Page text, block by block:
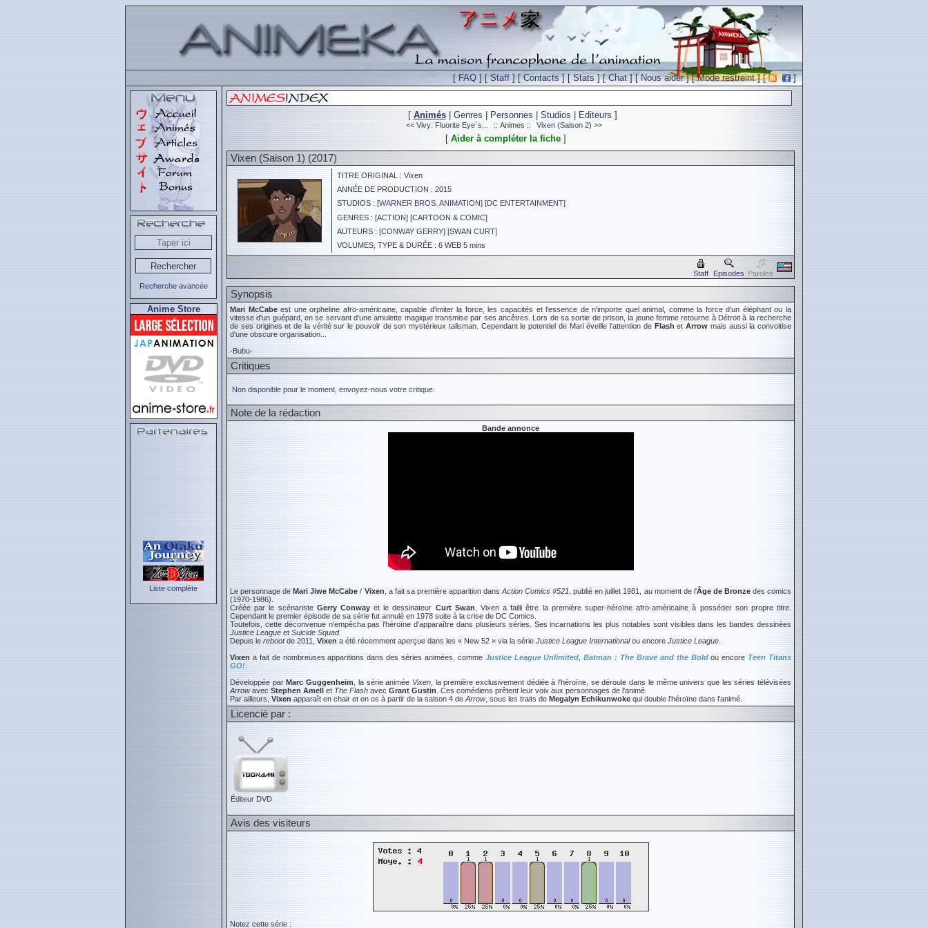
[FAQ ] [Staff ] [Contacts] [Stats] [Chat] [Nous aider] [Mode restreint] [ ]
Recherche avancée
Anime Store
Liste complète
[ Animés| Genres Personnes Studios Editeurs ]
<< Vivy: Fluorite Eye`s... :: Animes :: Vixen (Saison 2) >>
[ Aider à compléter la fiche]
Vixen (Saison 1) (2017)
TITRE ORIGINAL : Vixen
ANNÉE DE PRODUCTION : 2015
STUDIOS : [WARNER BROS. ANIMATION] [DC ENTERTAINMENT]
GENRES : [ACTION] [CARTOON & COMIC]
AUTEURS : [CONWAY GERRY] [SWAN CURT]
VOLUMES, TYPE & DURÉE : 6 WEB 5 mins
Staff Episodes Paroles
Synopsis
Mari McCabeest une orpheline afro-américaine, capable d'imiter la force, les capacités et l'essence de n'importe quel animal, comme la force d'un éléphant ou la
vitesse d'un guépard, en se servant d'une amulette magique transmise par ses ancêtres. Lors de sa sortie de prison, la jeune femme retourne à Détroit à la recherche
de ses origines et de la vérité sur le pouvoir de son mystérieux talisman. Cependant le potentiel de Mari éveille l'attention de Flash et Arrow mais aussi la convoitise
d'une obscure organisation...
-Bubu-
Critiques
Non disponible pour le moment, envoyez-nous votre critique.
Note de la rédaction
Bande annonce
Le personnage deMari Jiwe McCabe / Vixen , a fait sa première apparition dansAction Comics #521 , publié en juillet 1981, au moment de l'Âge de Bronzedes comics
(1970-1986).
Créée par le scénariste Gerry Conwayet le dessinateur Curt Swan , Vixen a failli être la première super-héroïne afro-américaine à posséder son propre titre.
Cependant le premier épisode de sa série fut annulé en 1978 suite à la crise de DC Comics.
Toutefois, cette déconvenue n'empêcha pas l'héroïne d'apparaître dans plusieurs séries. Ses incarnations les plus notables sont visibles dans les bandes dessinées
Justice League et Suicide Squad.
Depuis le rebootde 2011, Vixen a été récemment aperçue dans les « New 52 » via la série Justice League Internationalou encore Justice League
Vixen a fait de nombreuses apparitions dans des séries animées, comme Justice League Unlimited ,Batman : The Brave and the Boldou encore Teen Titans
GO!
Développée parMarc Guggenheim , la série animée Vixen, la première exclusivement dédiée à l'héroïne, se déroule dans le même univers que les séries télévisées
Arrowavec Stephen Amell et The Flash avec Grant Gustin . Ces comédiens prêtent leur voix aux personnages de l'animé.
Par ailleurs, Vixen apparaît en chair et en os à partir de la saison 4 de Arrow, sous les traits de Megalyn Echikunwoke qui double l'héroïne dans l'animé.
Licencié par :
Éditeur DVD
Avis des visiteurs
Notez cette série :